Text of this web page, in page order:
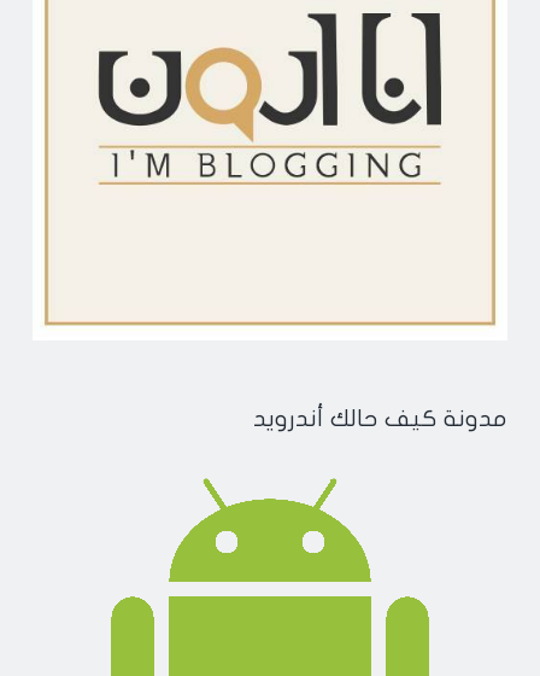
مدونة كيف حالك أندرويد